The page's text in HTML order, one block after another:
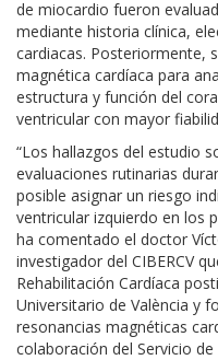
de miocardio fueron
mediante historia clínica,
cardiacas. Posteriormente,
magnética cardíaca para
estructura y función del
ventricular con mayor
“Los hallazgos del estudio
evaluaciones rutinarias
posible asignar un riesgo
ventricular izquierdo en los
ha comentado el doctor
investigador del CIBERCV
Rehabilitación Cardíaca
Universitario de València y
resonancias magnéticas
colaboración del Servicio